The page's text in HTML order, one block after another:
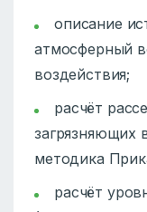
описание
атмосферный
воздействия;
расчёт
загрязняющих
методика
расчёт